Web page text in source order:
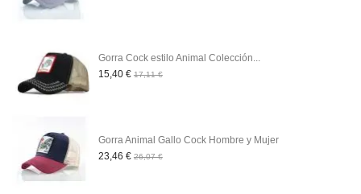
Gorra Cock estilo Animal Colección...
15,40 € 17,11 €
Gorra Animal Gallo Cock Hombre y Mujer
23,46 € 26,07 €